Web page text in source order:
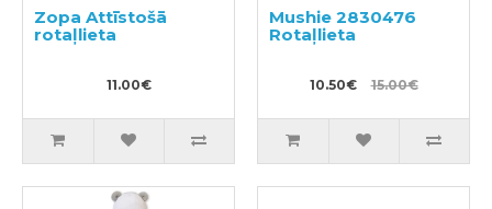
Zopa Attīstošā
rotaļlieta
11.00€
Mushie 2830476
Rotaļlieta
10.50€ 15.00€